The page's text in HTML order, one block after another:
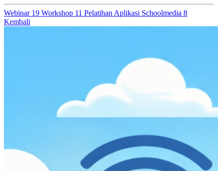
Webinar 19 Workshop 11 Pelatihan Aplikasi Schoolmedia 8
Kembali